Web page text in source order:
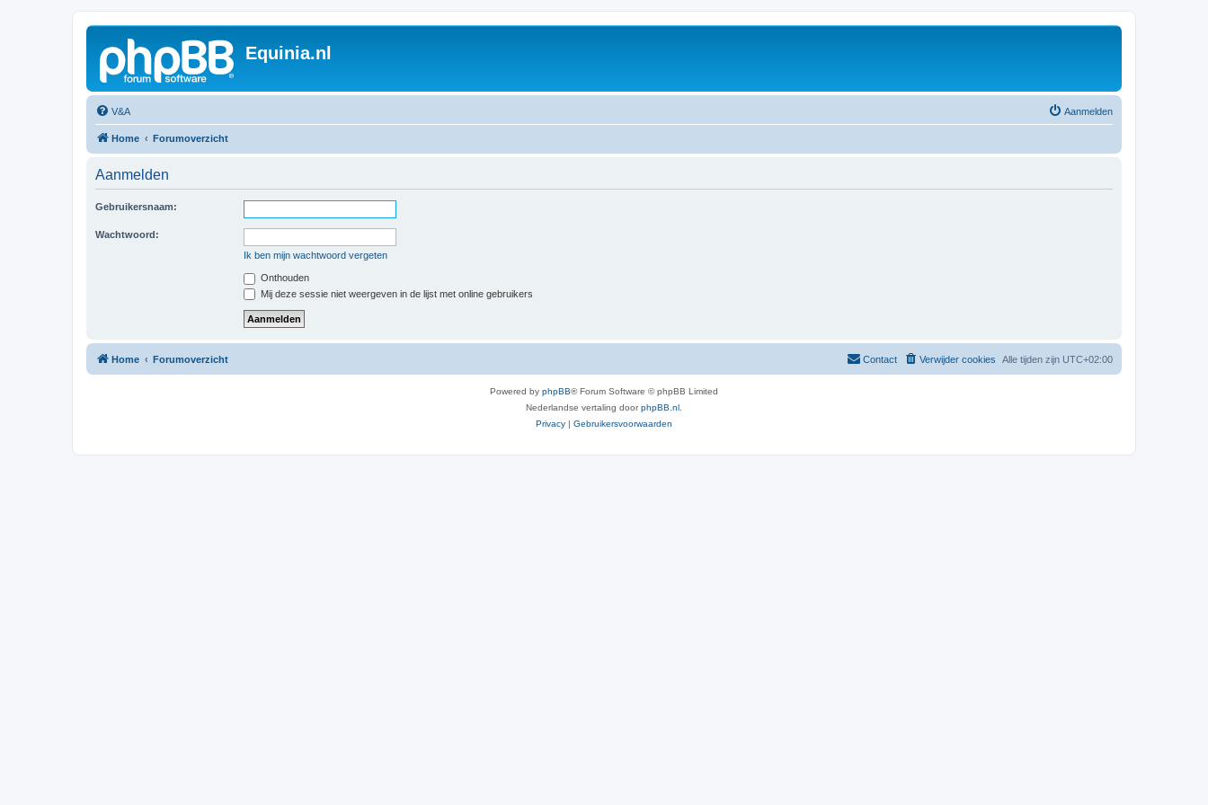
Equinia.nl
V&A Aanmelden
Home Forumoverzicht
Aanmelden
Gebruikersnaam:
Wachtwoord:
Ik ben mijn wachtwoord vergeten
Onthouden
Mij deze sessie niet weergeven in de lijst met online gebruikers
Home Forumoverzicht Alle tijden zijn UTC+02:00
Verwijder cookies
Contact
Powered by phpBB® Forum Software © phpBB Limited
Nederlandse vertaling doorphpBB.nl.
Privacy | Gebruikersvoorwaarden